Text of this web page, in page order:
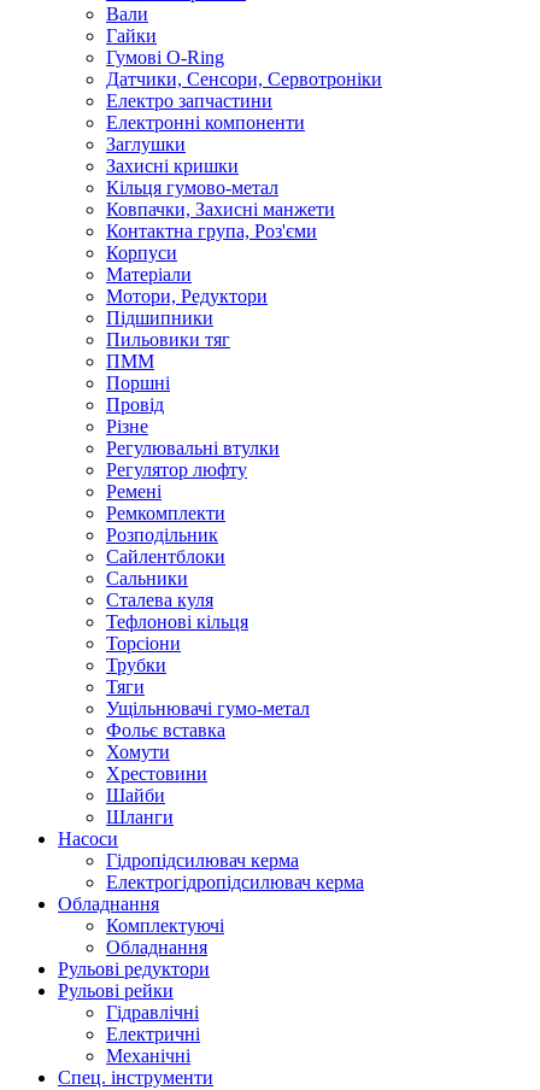
Вали
Гайки
Гумові O-Ring
Датчики, Сенсори, Сервотроніки
Електро запчастини
Електронні компоненти
Заглушки
Захисні кришки
Кільця гумово-метал
Ковпачки, Захисні манжети
Контактна група, Роз'єми
Корпуси
Матеріали
Мотори, Редуктори
Підшипники
Пильовики тяг
ПММ
Поршні
Провід
Різне
Регулювальні втулки
Регулятор люфту
Ремені
Ремкомплекти
Розподільник
Сайлентблоки
Сальники
Сталева куля
Тефлонові кільця
Торсіони
Трубки
Тяги
Ущільнювачі гумо-метал
Фольє вставка
Хомути
Хрестовини
Шайби
Шланги
Насоси
Гідропідсилювач керма
Електрогідропідсилювач керма
Обладнання
Комплектуючі
Обладнання
Рульові редуктори
Рульові рейки
Гідравлічні
Електричні
Механічні
Спец. інструменти